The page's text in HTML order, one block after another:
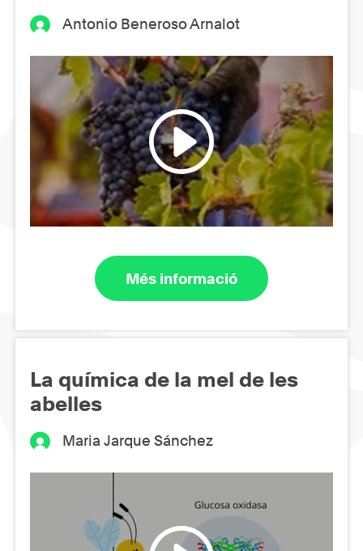
Antonio Beneroso Arnalot
Més informació
La química de la mel de les
abelles
Maria Jarque Sánchez